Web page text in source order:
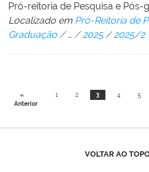
Pró-reitoria de Pesquisa e
Localizado em Pró-Reitoria de
Graduação /… /2025 /2025/2
«
Anterior
1 2 3 4 5
VOLTAR AO